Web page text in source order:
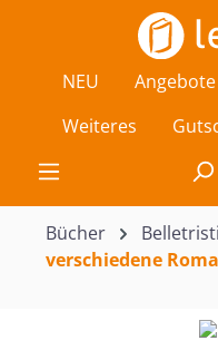
Zum Hauptinhalt
NEU Angebote
Weiteres
Bücher
verschiedene
Bildergalerie